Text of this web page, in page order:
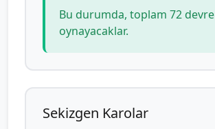
Bu durumda, toplam 72 devre
oynayacaklar.
Sekizgen Karolar